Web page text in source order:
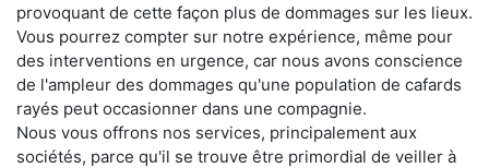
provoquant de cette façon plus de dommages sur les lieux.
Vous pourrez compter sur notre expérience, même pour
des interventions en urgence, car nous avons conscience
de l'ampleur des dommages qu'une population de cafards
rayés peut occasionner dans une compagnie.
Nous vous offrons nos services, principalement aux
sociétés, parce qu'il se trouve être primordial de veiller à